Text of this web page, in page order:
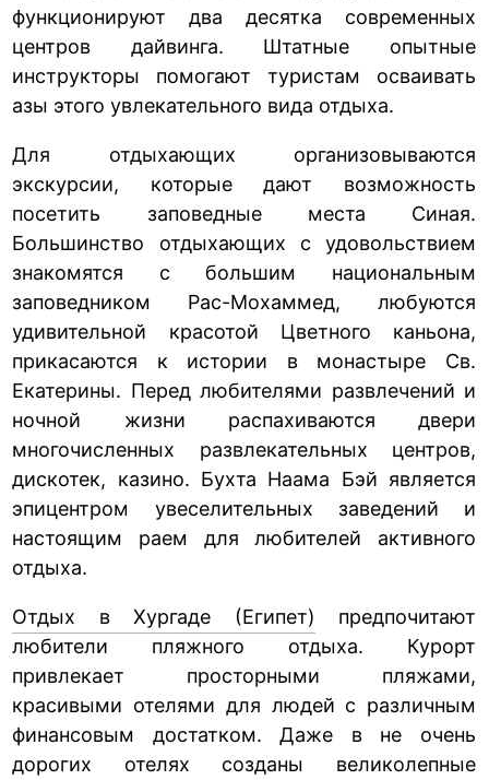
функционируют два десятка современных
центров дайвинга. Штатные опытные
инструкторы помогают туристам осваивать
азы этого увлекательного вида отдыха.
Для отдыхающих организовываются
экскурсии, которые дают возможность
посетить заповедные места Синая.
Большинство отдыхающих с удовольствием
знакомятся с большим национальным
заповедником Рас-Мохаммед, любуются
удивительной красотой Цветного каньона,
прикасаются к истории в монастыре Св.
Екатерины. Перед любителями развлечений и
ночной жизни распахиваются двери
многочисленных развлекательных центров,
дискотек, казино. Бухта Наама Бэй является
эпицентром увеселительных заведений и
настоящим раем для любителей активного
отдыха.
Отдых в Хургаде (Египет) предпочитают
любители пляжного отдыха. Курорт
привлекает просторными пляжами,
красивыми отелями для людей с различным
финансовым достатком. Даже в не очень
дорогих отелях созданы великолепные